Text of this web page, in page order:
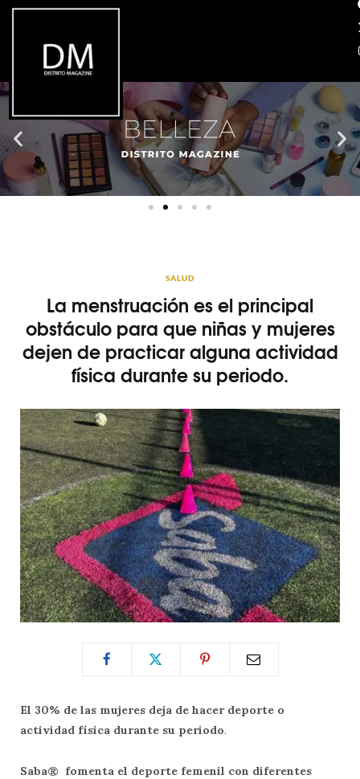
SALUD
La menstruación es el principal
obstáculo para que niñas y mujeres
dejen de practicar alguna actividad
física durante su periodo.
El 30% de las mujeres deja de hacer deporte o
actividad física durante su periodo.
Saba® fomenta el deporte femenil con diferentes